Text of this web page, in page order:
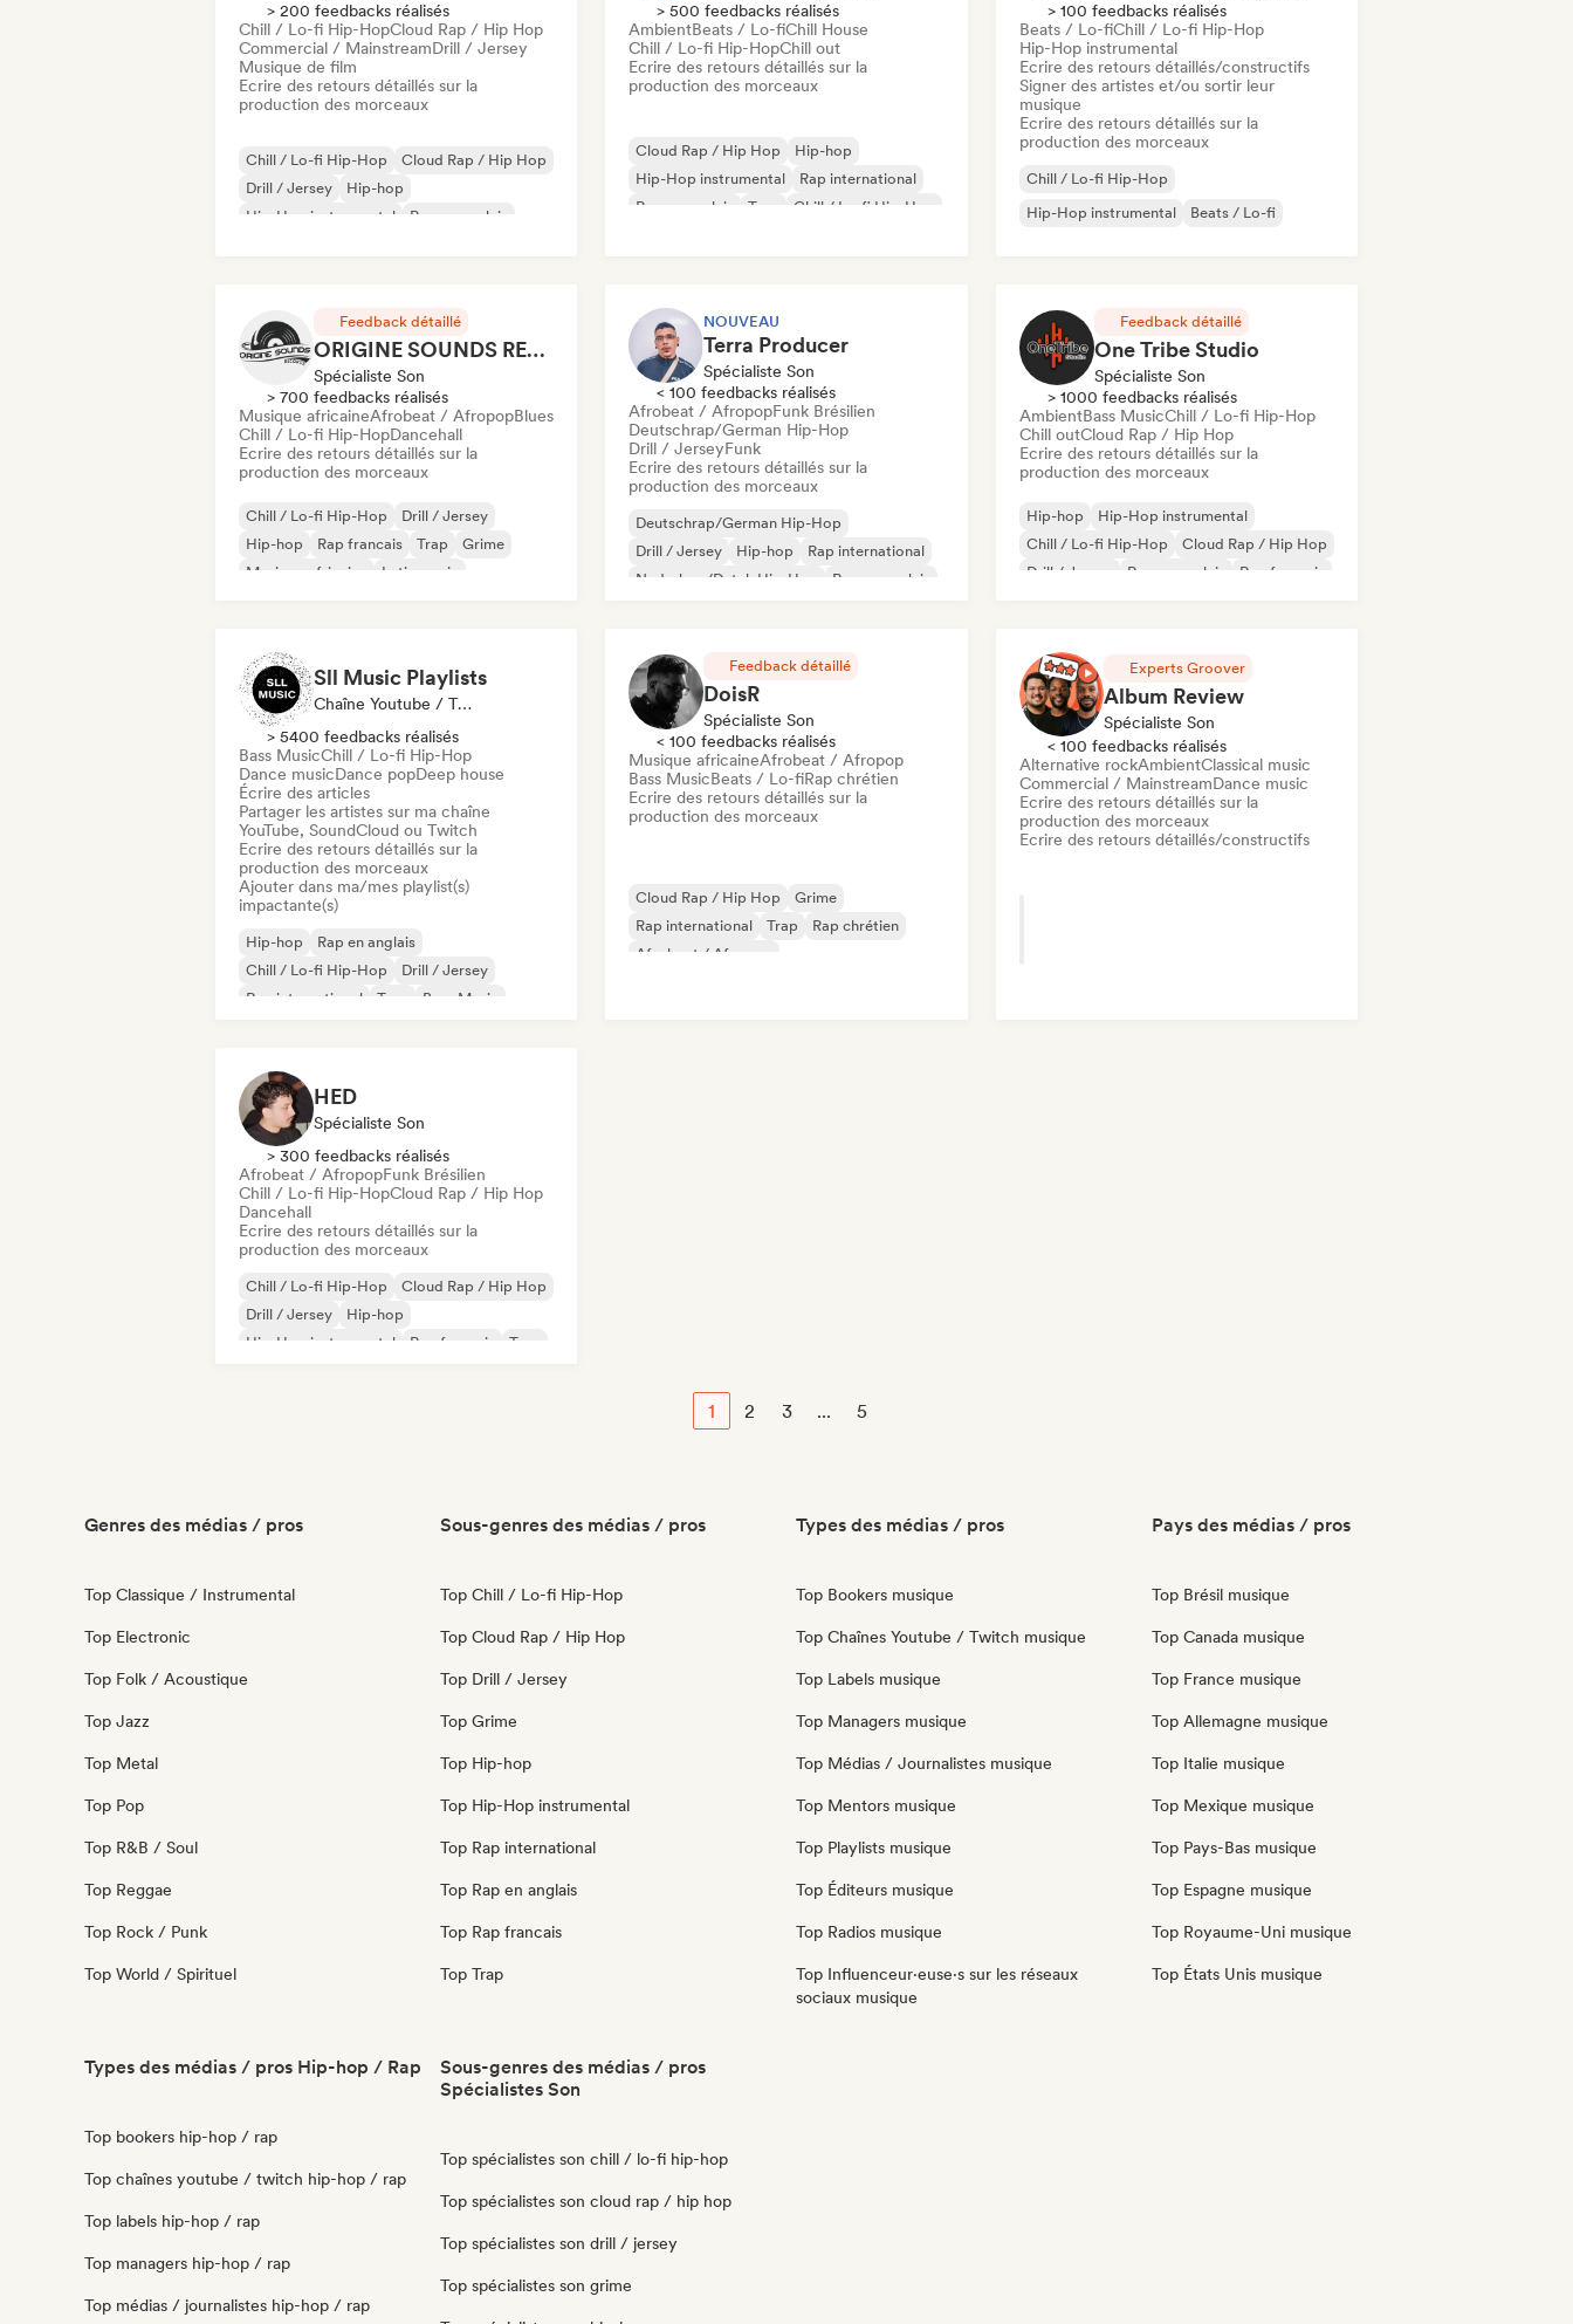
> 200 feedbacks réalisés
Chill / Lo-fi Hip-HopCloud Rap / Hip Hop
Commercial / MainstreamDrill / Jersey
Musique de film
Ecrire des retours détaillés sur la
production des morceaux
Chill / Lo-fi Hip-Hop
Cloud Rap / Hip Hop
Drill / Jersey
Hip-hop
Hip-Hop instrumental
Rap en anglais
> 500 feedbacks réalisés
AmbientBeats / Lo-fiChill House
Chill / Lo-fi Hip-HopChill out
Ecrire des retours détaillés sur la
production des morceaux
Cloud Rap / Hip Hop
Hip-hop
Hip-Hop instrumental
Rap international
Rap en anglais
Trap
Chill / Lo-fi Hip-Hop
> 100 feedbacks réalisés
Beats / Lo-fiChill / Lo-fi Hip-Hop
Hip-Hop instrumental
Ecrire des retours détaillés/constructifs
Signer des artistes et/ou sortir leur
musique
Ecrire des retours détaillés sur la
production des morceaux
Chill / Lo-fi Hip-Hop
Hip-Hop instrumental
Beats / Lo-fi
Feedback détaillé
ORIGINE SOUNDS RECORDS
Spécialiste Son
> 700 feedbacks réalisés
Musique africaineAfrobeat / AfropopBlues
Chill / Lo-fi Hip-HopDancehall
Ecrire des retours détaillés sur la
production des morceaux
Chill / Lo-fi Hip-Hop
Drill / Jersey
Hip-hop
Rap francais Trap
Grime
Musique africaine
Latin music
NOUVEAU
Terra Producer
Spécialiste Son
< 100 feedbacks réalisés
Afrobeat / AfropopFunk Brésilien
Deutschrap/German Hip-Hop
Drill / JerseyFunk
Ecrire des retours détaillés sur la
production des morceaux
Deutschrap/German Hip-Hop
Drill / Jersey
Hip-hop
Rap international
Nederhop/Dutch Hip-Hop
Rap en anglais
Feedback détaillé
One Tribe Studio
Spécialiste Son
> 1000 feedbacks réalisés
AmbientBass MusicChill / Lo-fi Hip-Hop
Chill outCloud Rap / Hip Hop
Ecrire des retours détaillés sur la
production des morceaux
Hip-hop
Hip-Hop instrumental
Chill / Lo-fi Hip-Hop
Cloud Rap / Hip Hop
Drill / Jersey
Rap en anglais
Rap francais
Sll Music Playlists
Chaîne Youtube / Twitch, Média / Journaliste, Playlist, Spécialiste Son
> 5400 feedbacks réalisés
Bass MusicChill / Lo-fi Hip-Hop
Dance musicDance popDeep house
Écrire des articles
Partager les artistes sur ma chaîne
YouTube, SoundCloud ou Twitch
Ecrire des retours détaillés sur la
production des morceaux
Ajouter dans ma/mes playlist(s)
impactante(s)
Hip-hop
Rap en anglais
Chill / Lo-fi Hip-Hop
Drill / Jersey
Rap international
Trap
Bass Music
Feedback détaillé
DoisR
Spécialiste Son
< 100 feedbacks réalisés
Musique africaineAfrobeat / Afropop
Bass MusicBeats / Lo-fiRap chrétien
Ecrire des retours détaillés sur la
production des morceaux
Cloud Rap / Hip Hop
Grime
Rap international
Trap
Rap chrétien
Afrobeat / Afropop
Experts Groover
Album Review
Spécialiste Son
< 100 feedbacks réalisés
Alternative rockAmbientClassical music
Commercial / MainstreamDance music
Ecrire des retours détaillés sur la
production des morceaux
Ecrire des retours détaillés/constructifs
HED
Spécialiste Son
> 300 feedbacks réalisés
Afrobeat / AfropopFunk Brésilien
Chill / Lo-fi Hip-HopCloud Rap / Hip Hop
Dancehall
Ecrire des retours détaillés sur la
production des morceaux
Chill / Lo-fi Hip-Hop
Cloud Rap / Hip Hop
Drill / Jersey
Hip-hop
Hip-Hop instrumental
Rap francais
Trap
1 2 3 ... 5
Genres des médias / pros
Top Classique / Instrumental
Top Electronic
Top Folk / Acoustique
Top Jazz
Top Metal
Top Pop
Top R&B / Soul
Top Reggae
Top Rock / Punk
Top World / Spirituel
Sous-genres des médias / pros
Top Chill / Lo-fi Hip-Hop
Top Cloud Rap / Hip Hop
Top Drill / Jersey
Top Grime
Top Hip-hop
Top Hip-Hop instrumental
Top Rap international
Top Rap en anglais
Top Rap francais
Top Trap
Types des médias / pros
Top Bookers musique
Top Chaînes Youtube / Twitch musique
Top Labels musique
Top Managers musique
Top Médias / Journalistes musique
Top Mentors musique
Top Playlists musique
Top Éditeurs musique
Top Radios musique
Top Influenceur·euse·s sur les réseaux
sociaux musique
Pays des médias / pros
Top Brésil musique
Top Canada musique
Top France musique
Top Allemagne musique
Top Italie musique
Top Mexique musique
Top Pays-Bas musique
Top Espagne musique
Top Royaume-Uni musique
Top États Unis musique
Types des médias / pros Hip-hop / Rap
Top bookers hip-hop / rap
Top chaînes youtube / twitch hip-hop / rap
Top labels hip-hop / rap
Top managers hip-hop / rap
Top médias / journalistes hip-hop / rap
Sous-genres des médias / pros
Spécialistes Son
Top spécialistes son chill / lo-fi hip-hop
Top spécialistes son cloud rap / hip hop
Top spécialistes son drill / jersey
Top spécialistes son grime